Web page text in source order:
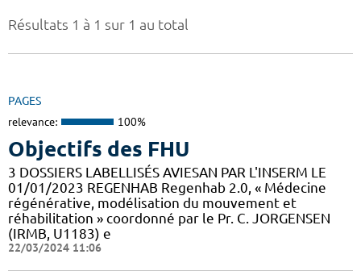
Résultats 1 à 1 sur 1 au total
PAGES
relevance: 100%
Objectifs des FHU
3 DOSSIERS LABELLISÉS AVIESAN PAR L'INSERM LE
01/01/2023 REGENHAB Regenhab 2.0, « Médecine
régénérative, modélisation du mouvement et
réhabilitation » coordonné par le Pr. C. JORGENSEN
(IRMB, U1183) e
22/03/2024 11:06